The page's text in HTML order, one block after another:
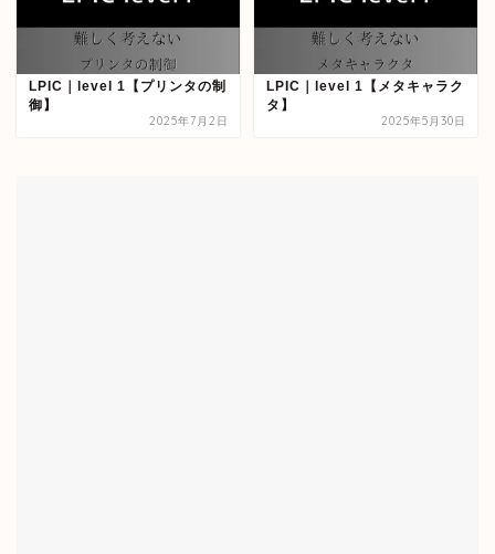
LPIC｜level 1【プリンタの制
御】
2025年7月2日
LPIC｜level 1【メタキャラク
タ】
2025年5月30日